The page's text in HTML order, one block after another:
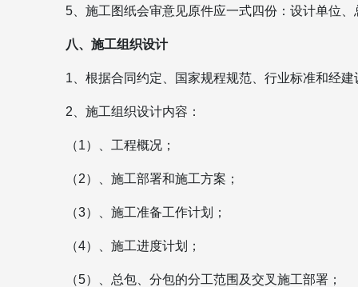
5、施工图纸会审意见原件应一式四份：设计单位
八、施工组织设计
1、根据合同约定、国家规程规范、行业标准和经
2、施工组织设计内容：
（1）、工程概况；
（2）、施工部署和施工方案；
（3）、施工准备工作计划；
（4）、施工进度计划；
（5）、总包、分包的分工范围及交叉施工部署；